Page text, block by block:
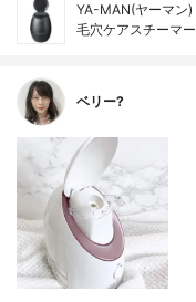
YA-MAN(ヤーマン)
毛穴ケアスチーマ
ベリー?